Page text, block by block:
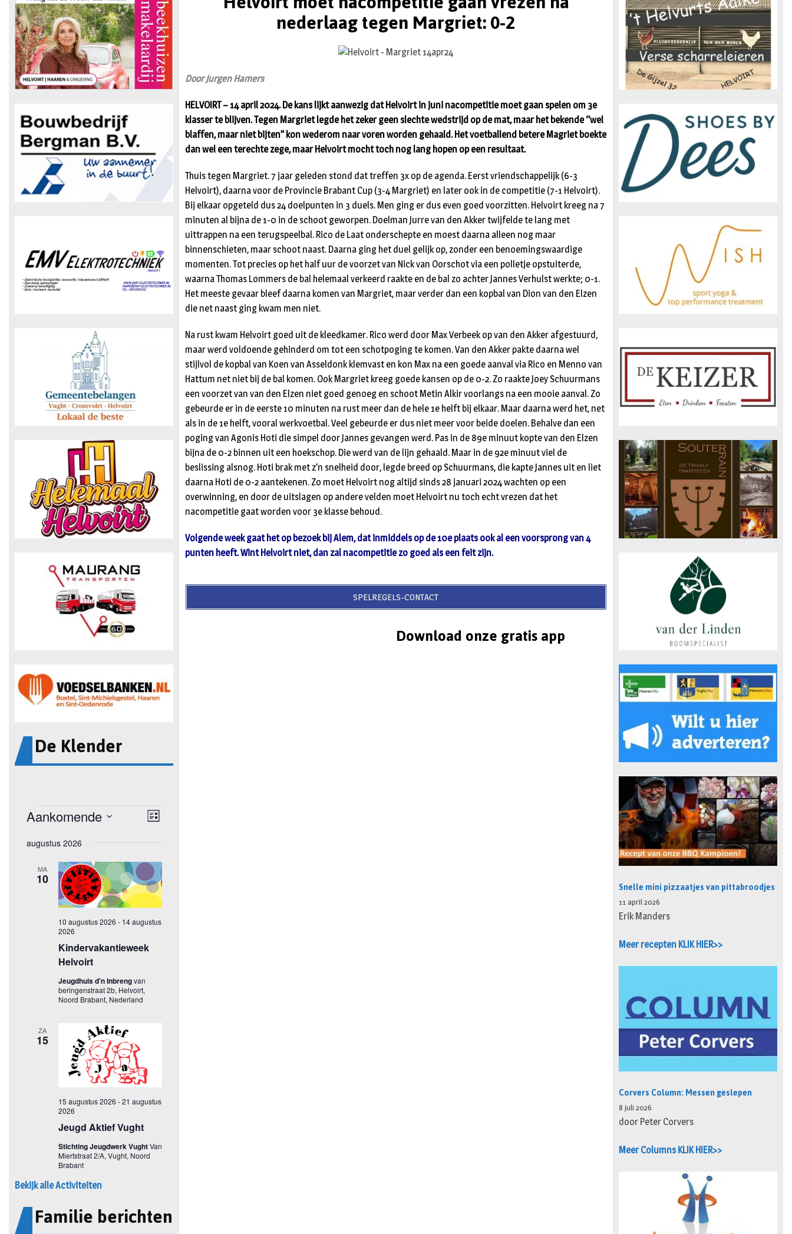
De Klender
Bekijk alle Activiteiten
Familie berichten
nederlaag tegen Margriet: 0-2
Door Jurgen Hamers
HELVOIRT – 14 april 2024. De kans lijkt aanwezig dat Helvoirt in juni nacompetitie moet gaan spelen om 3e
klasser te blijven. Tegen Margriet legde het zeker geen slechte wedstrijd op de mat, maar het bekende ‘’wel
blaffen, maar niet bijten’’ kon wederom naar voren worden gehaald. Het voetballend betere Magriet boekte
dan wel een terechte zege, maar Helvoirt mocht toch nog lang hopen op een resultaat.
Thuis tegen Margriet. 7 jaar geleden stond dat treffen 3x op de agenda. Eerst vriendschappelijk (6-3
Helvoirt), daarna voor de Provincie Brabant Cup (3-4 Margriet) en later ook in de competitie (7-1 Helvoirt).
Bij elkaar opgeteld dus 24 doelpunten in 3 duels. Men ging er dus even goed voorzitten. Helvoirt kreeg na 7
minuten al bijna de 1-0 in de schoot geworpen. Doelman Jurre van den Akker twijfelde te lang met
uittrappen na een terugspeelbal. Rico de Laat onderschepte en moest daarna alleen nog maar
binnenschieten, maar schoot naast. Daarna ging het duel gelijk op, zonder een benoemingswaardige
momenten. Tot precies op het half uur de voorzet van Nick van Oorschot via een polletje opstuiterde,
waarna Thomas Lommers de bal helemaal verkeerd raakte en de bal zo achter Jannes Verhulst werkte; 0-1.
Het meeste gevaar bleef daarna komen van Margriet, maar verder dan een kopbal van Dion van den Elzen
die net naast ging kwam men niet.
Na rust kwam Helvoirt goed uit de kleedkamer. Rico werd door Max Verbeek op van den Akker afgestuurd,
maar werd voldoende gehinderd om tot een schotpoging te komen. Van den Akker pakte daarna wel
stijlvol de kopbal van Koen van Asseldonk klemvast en kon Max na een goede aanval via Rico en Menno van
Hattum net niet bij de bal komen. Ook Margriet kreeg goede kansen op de 0-2. Zo raakte Joey Schuurmans
een voorzet van van den Elzen niet goed genoeg en schoot Metin Alkir voorlangs na een mooie aanval. Zo
gebeurde er in de eerste 10 minuten na rust meer dan de hele 1e helft bij elkaar. Maar daarna werd het, net
als in de 1e helft, vooral werkvoetbal. Veel gebeurde er dus niet meer voor beide doelen. Behalve dan een
poging van Agonis Hoti die simpel door Jannes gevangen werd. Pas in de 89e minuut kopte van den Elzen
bijna de 0-2 binnen uit een hoekschop. Die werd van de lijn gehaald. Maar in de 92e minuut viel de
beslissing alsnog. Hoti brak met z’n snelheid door, legde breed op Schuurmans, die kapte Jannes uit en liet
daarna Hoti de 0-2 aantekenen. Zo moet Helvoirt nog altijd sinds 28 januari 2024 wachten op een
overwinning, en door de uitslagen op andere velden moet Helvoirt nu toch echt vrezen dat het
nacompetitie gaat worden voor 3e klasse behoud.
Volgende week gaat het op bezoek bij Alem, dat inmiddels op de 10e plaats ook al een voorsprong van 4
punten heeft. Wint Helvoirt niet, dan zal nacompetitie zo goed als een feit zijn.
SPELREGELS-CONTACT
Download onze gratis app
Snelle mini pizzaatjes van pittabroodjes
11 april 2026
Erik Manders
Meer recepten KLIK HIER>>
Corvers Column: Messen geslepen
8 juli 2026
door Peter Corvers
Meer Columns KLIK HIER>>
n